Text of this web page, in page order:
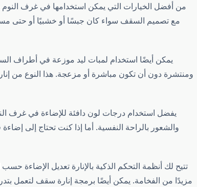
من أفضل الخيارات التي يمكن استخدامها في غرف النوم
مع تصميم السقف سواء كان جبسًا أو خشبيًا أو حتى
يمكن أيضًا استخدام لمبات ليد موزعة في أطراف
ومنتشرة دون أن تكون مباشرة أو مزعجة. هذا النوع من
يفضل استخدام درجات لون دافئة للإضاءة في غرف
والشعور بالراحة النفسية. أما إذا كنت تحتاج إلى
تتيح لك أنظمة التحكم الذكية بالإنارة تعديل الإضاءة
مزيدًا من الفخامة. يمكن أيضًا برمجة إنارة سقف لتعمل